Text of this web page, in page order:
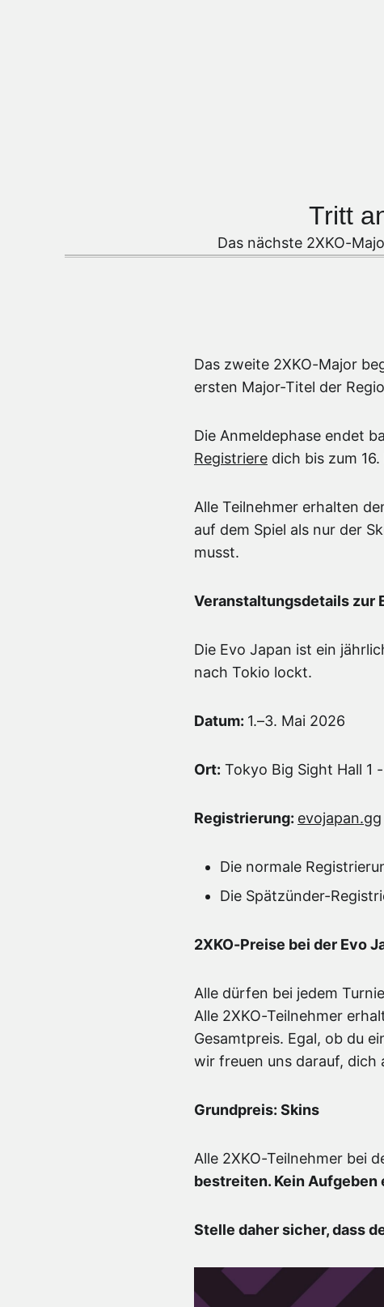
Tritt
Das nächste 2XKO-
Das zweite 2XKO-Major
ersten Major-Titel der
Die Anmeldephase endet
Registriere dich bis zum
Alle Teilnehmer erhalten
auf dem Spiel als nur der
musst.
Veranstaltungsdetails zur
Die Evo Japan ist ein
nach Tokio lockt.
Datum: 1.–3. Mai 2026
Ort: Tokyo Big Sight Hall 1
Registrierung: evojapan.gg
Die normale
Die Spätzünder-
2XKO-Preise bei der Evo
Alle dürfen bei jedem
Alle 2XKO-Teilnehmer
Gesamtpreis. Egal, ob du
wir freuen uns darauf, dich
Grundpreis: Skins
Alle 2XKO-Teilnehmer bei
bestreiten. Kein Aufgeben
Stelle daher sicher, dass